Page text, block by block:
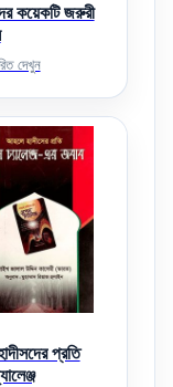
কয়েকটি জরুরী
দেখুন
প্রতি